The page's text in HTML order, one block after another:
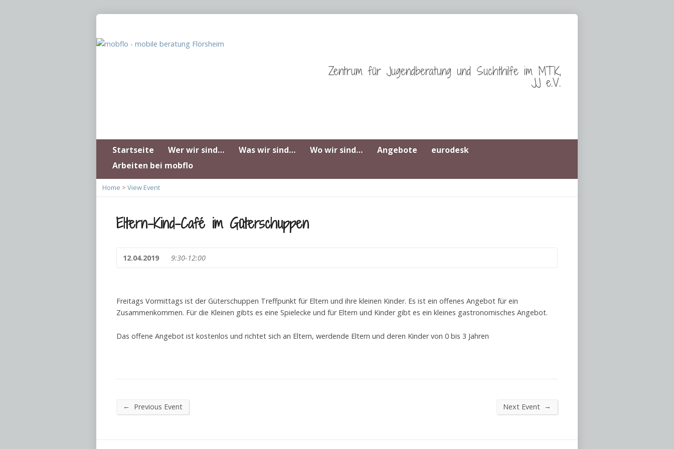
Zentrum für Jugendberatung und Suchthilfe im MTK,
JJ e.V.
Startseite Wer wir sind… Was wir sind… Wo wir sind… Angebote
eurodesk
Arbeiten bei mobflo
Home > View Event
Eltern-Kind-Café im Güterschuppen
12.04.2019 9:30-12:00
Freitags Vormittags ist der Güterschuppen Treffpunkt für Eltern und ihre kleinen Kinder. Es ist ein offenes Angebot für ein
Zusammenkommen. Für die Kleinen gibts es eine Spielecke und für Eltern und Kinder gibt es ein kleines gastronomisches Angebot.
Das offene Angebot ist kostenlos und richtet sich an Eltern, werdende Eltern und deren Kinder von 0 bis 3 Jahren
← Previous Event Next Event →